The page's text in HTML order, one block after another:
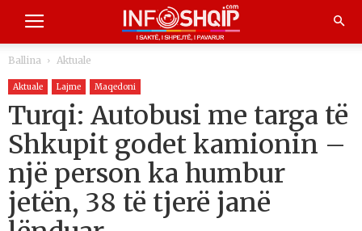
Ballina Aktuale
Aktuale Lajme Maqedoni
Turqi: Autobusi me targa të
Shkupit godet kamionin –
një person ka humbur
jetën, 38 të tjerë janë